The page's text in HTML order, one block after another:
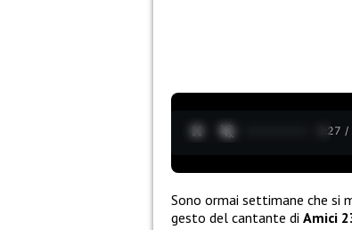
0:28
Sono ormai settimane che si
gesto del cantante di Amici